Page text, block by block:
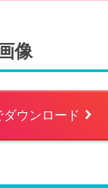
像
ウンロード right